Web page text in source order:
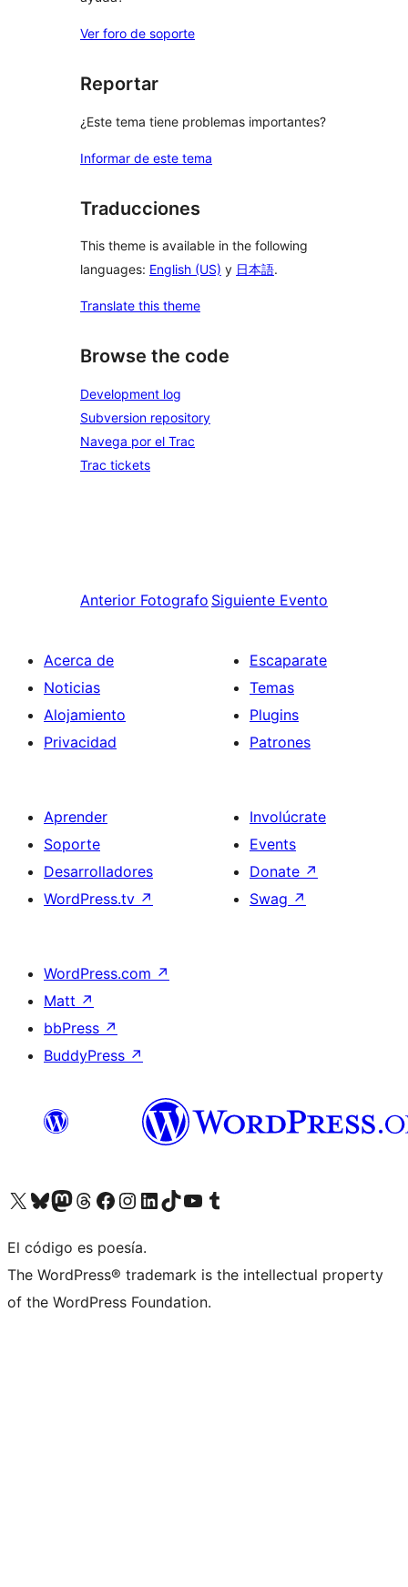
Ver foro de soporte
Reportar
¿Este tema tiene problemas importantes?
Informar de este tema
Traducciones
This theme is available in the following
languages: English (US) y 日本語.
Translate this theme
Browse the code
Development log
Subversion repository
Navega por el Trac
Trac tickets
Anterior Fotografo Siguiente Evento
Acerca de
Noticias
Alojamiento
Privacidad
Escaparate
Temas
Plugins
Patrones
Aprender
Soporte
Desarrolladores
WordPress.tv ↗
Involúcrate
Events
Donate ↗
Swag ↗
WordPress.com ↗
Matt ↗
bbPress ↗
BuddyPress ↗
Visit our X (formerly Twitter) account
Visit our Bluesky account
Visit our Mastodon account
Visit our Threads account
Visita nuestra página de Facebook
Visita nuestra cuenta de Instagram
Visita nuestra cuenta de LinkedIn
Visit our TikTok account
Visita nuestro canal de YouTube
Visit our Tumblr account
El código es poesía.
The WordPress® trademark is the intellectual property
of the WordPress Foundation.